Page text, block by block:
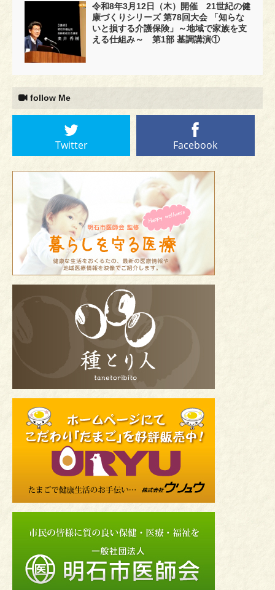
令和8年3月12日（木）開催 21世紀の健
康づくりシリーズ 第78回大会 「知らな
いと損する介護保険」～地域で家族を支
える仕組み～ 第1部 基調講演①
follow Me
Twitter Facebook